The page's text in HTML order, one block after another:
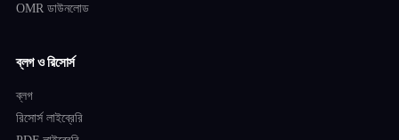
OMR ডাউনলোড
ব্লগ ও রিসোর্স
ব্লগ
রিসোর্স লাইব্রেরি